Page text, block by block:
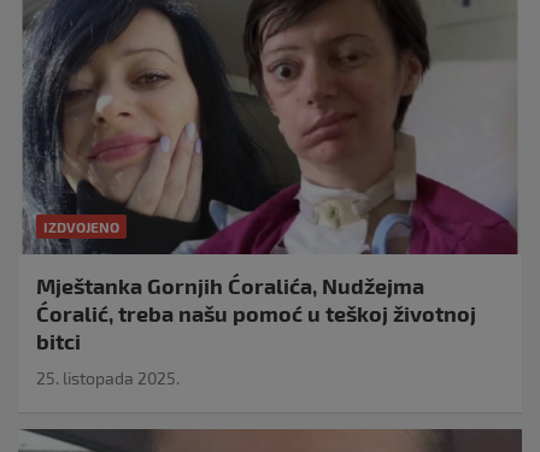
IZDVOJENO
Mještanka Gornjih Ćoralića, Nudžejma
Ćoralić, treba našu pomoć u teškoj životnoj
bitci
25. listopada 2025.